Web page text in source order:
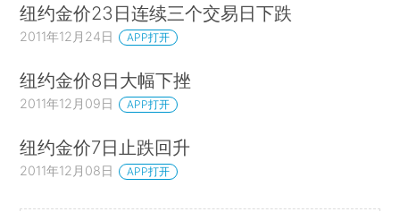
纽约金价23日连续三个交易日下跌
2011年12月24日 APP打开
纽约金价8日大幅下挫
2011年12月09日 APP打开
纽约金价7日止跌回升
2011年12月08日 APP打开